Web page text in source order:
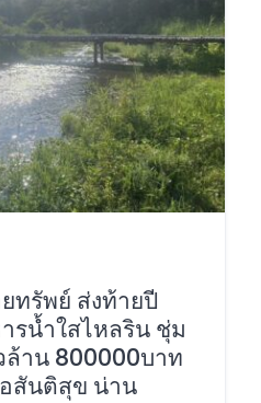
ทรัพย์ ส่งท้ายปี
น้ำใสไหลริน ชุ่ม
าน 800000บาท
สันติสุข น่าน